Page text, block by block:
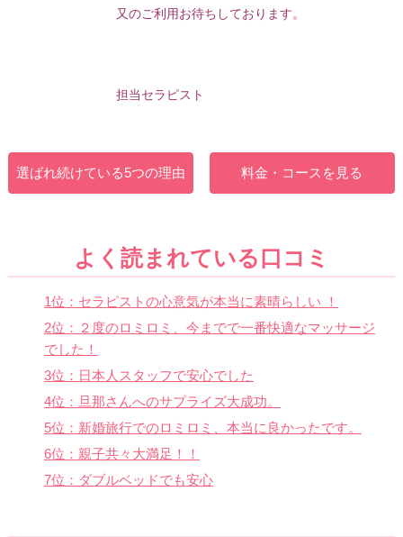
又のご利用お待ちしております。
担当セラピスト
選ばれ続けている5つの理由 料金・コースを見る
よく読まれている口コミ
1位：セラピストの心意気が本当に素晴らしい ！
2位：２度のロミロミ、今までで一番快適なマッサージ
でした！
3位：日本人スタッフで安心でした
4位：旦那さんへのサプライズ大成功。
5位：新婚旅行でのロミロミ、本当に良かったです。
6位：親子共々大満足！！
7位：ダブルベッドでも安心